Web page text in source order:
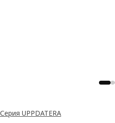
Серия UPPDATERA